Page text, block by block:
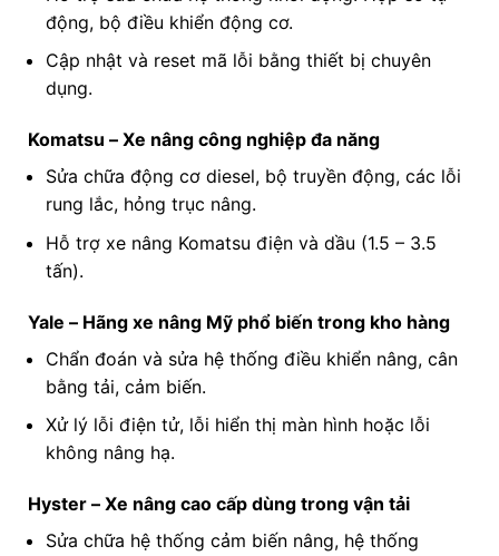
động, bộ điều khiển động cơ.
Cập nhật và reset mã lỗi bằng thiết bị chuyên
dụng.
Komatsu – Xe nâng công nghiệp đa năng
Sửa chữa động cơ diesel, bộ truyền động, các lỗi
rung lắc, hỏng trục nâng.
Hỗ trợ xe nâng Komatsu điện và dầu (1.5 – 3.5
tấn).
Yale – Hãng xe nâng Mỹ phổ biến trong kho hàng
Chẩn đoán và sửa hệ thống điều khiển nâng, cân
bằng tải, cảm biến.
Xử lý lỗi điện tử, lỗi hiển thị màn hình hoặc lỗi
không nâng hạ.
Hyster – Xe nâng cao cấp dùng trong vận tải
Sửa chữa hệ thống cảm biến nâng, hệ thống